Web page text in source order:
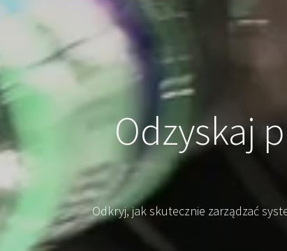
Odzyskaj
Odkryj, jak skutecznie zarządzać